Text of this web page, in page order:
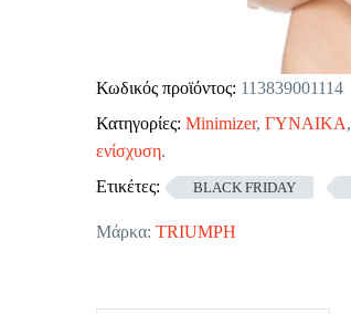
Κωδικός προϊόντος: 113839001114
Κατηγορίες: Minimizer, ΓΥΝΑΙΚΑ,
ενίσχυση.
Ετικέτες:
BLACK FRIDAY
Μάρκα: TRIUMPH